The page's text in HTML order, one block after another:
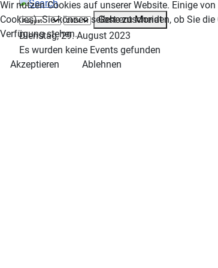
Gehe zu Monat
Dienstag, 29. August 2023
Es wurden keine Events gefunden
Wir nutzen Cookies auf unserer Website. Einige
Cookies). Sie können selbst entscheiden, ob Sie
Verfügung stehen.
Akzeptieren
Ablehnen